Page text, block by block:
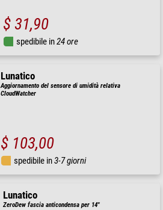
$ 31,90
spedibile in24 ore
Lunatico
Aggiornamento del sensore di umidità relativa
CloudWatcher
$ 103,00
spedibile in3-7 giorni
Lunatico
ZeroDew fascia anticondensa per 14"